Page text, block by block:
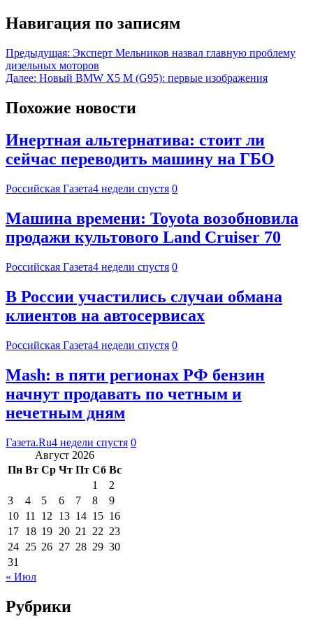
Навигация по записям
Предыдущая: Эксперт Мельников назвал главную проблему
дизельных моторов
Далее: Новый BMW X5 M (G95): первые изображения
Похожие новости
Инертная альтернатива: стоит ли
сейчас переводить машину на ГБО
Российская Газета4 недели спустя 0
Машина времени: Toyota возобновила
продажи культового Land Cruiser 70
Российская Газета4 недели спустя 0
В России участились случаи обмана
клиентов на автосервисах
Российская Газета4 недели спустя 0
Mash: в пяти регионах РФ бензин
начнут продавать по четным и
нечетным дням
Газета.Ru4 недели спустя 0
Август 2026
Пн Вт Ср Чт Пт Сб Вс
1
2
3
4 5 6 7 8
9
10 11 12 13 14 15 16
17 18 19 20 21 22 23
24 25 26 27 28 29 30
31
« Июл
Рубрики